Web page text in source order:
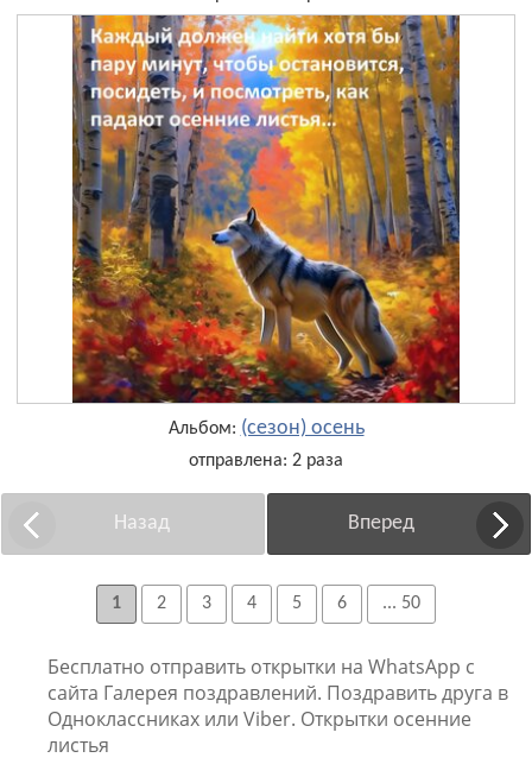
Альбом: (сезон) осень
отправлена: 2 раза
Назад Вперед
1 2 3 4 5 6 ... 50
Бесплатно отправить открытки на WhatsApp с
сайта Галерея поздравлений. Поздравить друга в
Одноклассниках или Viber. Открытки осенние
листья